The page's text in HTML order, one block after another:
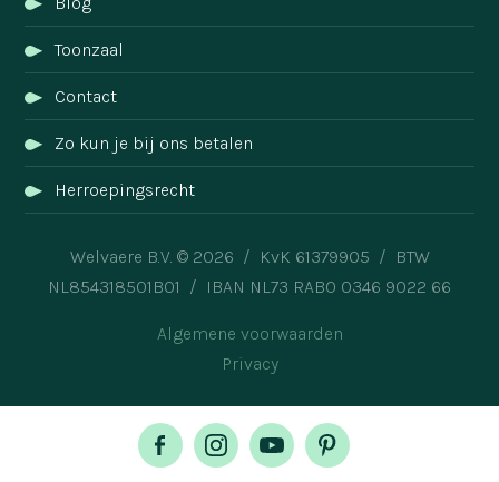
Toonzaal
Contact
Zo kun je bij ons betalen
Herroepingsrecht
Welvaere B.V. © 2026 / KvK 61379905 / BTW
NL854318501B01 / IBAN NL73 RABO 0346 9022 66
Algemene voorwaarden
Privacy